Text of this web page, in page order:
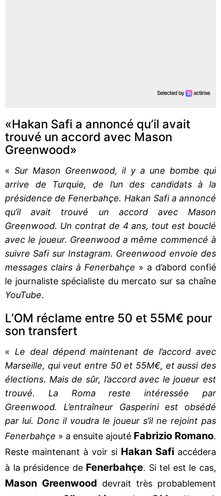
«Hakan Safi a annoncé qu’il avait
trouvé un accord avec Mason
Greenwood»
«Sur Mason Greenwood, il y a une bombe qui
arrive de Turquie, de l’un des candidats à la
présidence de Fenerbahçe. Hakan Safi a annoncé
qu’il avait trouvé un accord avec Mason
Greenwood. Un contrat de 4 ans, tout est bouclé
avec le joueur. Greenwood a même commencé à
suivre Safi sur Instagram. Greenwood envoie des
messages clairs à Fenerbahçe » a d’abord confié
le journaliste spécialiste du mercato sur sa chaîne
YouTube.
L’OM réclame entre 50 et 55M€ pour
son transfert
« Le deal dépend maintenant de l’accord avec
Marseille, qui veut entre 50 et 55M€, et aussi des
élections. Mais de sûr, l’accord avec le joueur est
trouvé. La Roma reste intéressée par
Greenwood. L’entraîneur Gasperini est obsédé
par lui. Donc il voudra le joueur s’il ne rejoint pas
Fenerbahçe » a ensuite ajouté Fabrizio Romano.
Reste maintenant à voir si Hakan Safi accédera
à la présidence deFenerbahçe. Si tel est le cas,
Mason Greenwood devrait très probablement